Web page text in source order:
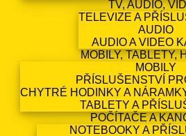
TV, AUDIO,
TELEVIZE A
AUDIO
AUDIO A VIDEO
MOBILY, TABLETY,
MOBILY
PŘÍSLUŠENSTVÍ
CHYTRÉ HODINKY A
TABLETY A
POČÍTAČE A
NOTEBOOKY A